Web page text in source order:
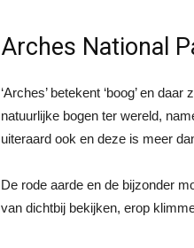
Arches National
‘Arches’ betekent ‘boog’ en
natuurlijke bogen ter wereld,
uiteraard ook en deze is meer
De rode aarde en de bijzonder
van dichtbij bekijken, erop